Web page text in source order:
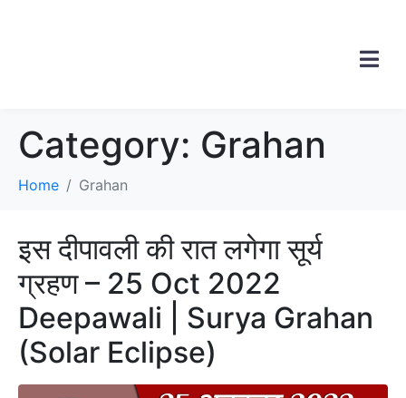
Category: Grahan
Home Grahan
इस दीपावली की रात लगेगा सूर्य
ग्रहण – 25 Oct 2022
Deepawali | Surya Grahan
(Solar Eclipse)